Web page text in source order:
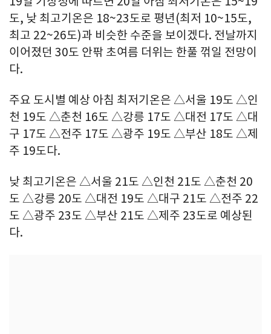
도, 낮 최고기온은 18~23도로 평년(최저 10~15도,
최고 22~26도)과 비슷한 수준을 보이겠다. 전날까지
이어졌던 30도 안팎 초여름 더위는 한풀 꺾일 전망이
다.
주요 도시별 예상 아침 최저기온은 △서울 19도 △인
천 19도 △춘천 16도 △강릉 17도 △대전 17도 △대
구 17도 △전주 17도 △광주 19도 △부산 18도 △제
주 19도다.
낮 최고기온은 △서울 21도 △인천 21도 △춘천 20
도 △강릉 20도 △대전 19도 △대구 21도 △전주 22
도 △광주 23도 △부산 21도 △제주 23도로 예상된
다.